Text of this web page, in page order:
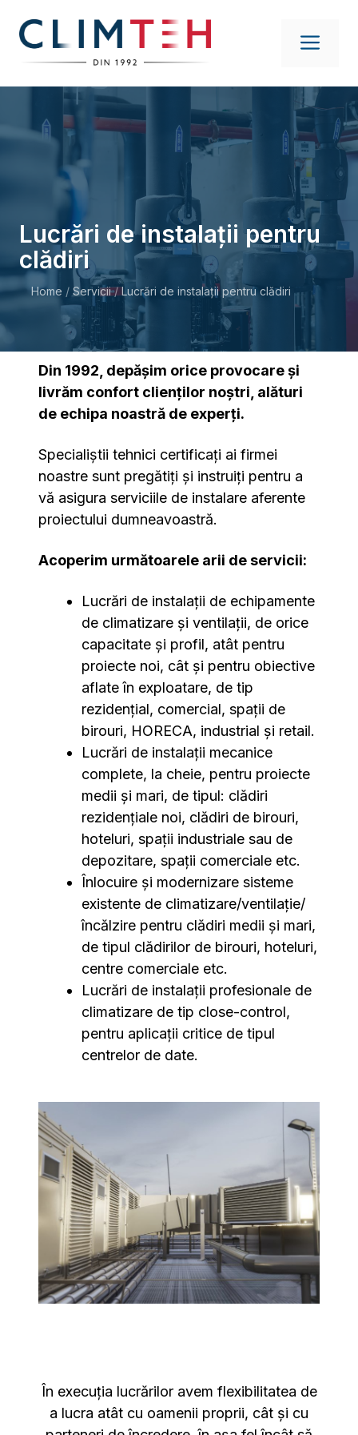
conținut
Lucrări de instalații pentru
clădiri
Home / Servicii/Lucrări de instalații pentru clădiri
Din 1992, depășim orice provocare și
livrăm confort clienților noștri, alături
de echipa noastră de experți.
Specialiștii tehnici certificați ai firmei
noastre sunt pregătiți și instruiți pentru a
vă asigura serviciile de instalare aferente
proiectului dumneavoastră.
Acoperim următoarele arii de servicii:
Lucrări de instalații de echipamente
de climatizare și ventilații, de orice
capacitate și profil, atât pentru
proiecte noi, cât și pentru obiective
aflate în exploatare, de tip
rezidențial, comercial, spații de
birouri, HORECA, industrial și retail.
Lucrări de instalații mecanice
complete, la cheie, pentru proiecte
medii și mari, de tipul: clădiri
rezidențiale noi, clădiri de birouri,
hoteluri, spații industriale sau de
depozitare, spații comerciale etc.
Înlocuire și modernizare sisteme
existente de climatizare/ventilație/
încălzire pentru clădiri medii și mari,
de tipul clădirilor de birouri, hoteluri,
centre comerciale etc.
Lucrări de instalații profesionale de
climatizare de tip close-control,
pentru aplicații critice de tipul
centrelor de date.
În execuția lucrărilor avem flexibilitatea de
a lucra atât cu oamenii proprii, cât și cu